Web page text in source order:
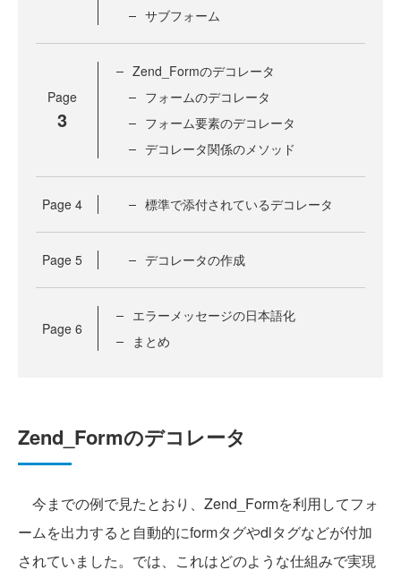
サブフォーム
Page
3
Zend_Formのデコレータ
フォームのデコレータ
フォーム要素のデコレータ
デコレータ関係のメソッド
Page 4 標準で添付されているデコレータ
Page 5 デコレータの作成
Page 6
エラーメッセージの日本語化
まとめ
Zend_Formのデコレータ
今までの例で見たとおり、Zend_Formを利用してフォ
ームを出力すると自動的にformタグやdlタグなどが付加
されていました。では、これはどのような仕組みで実現